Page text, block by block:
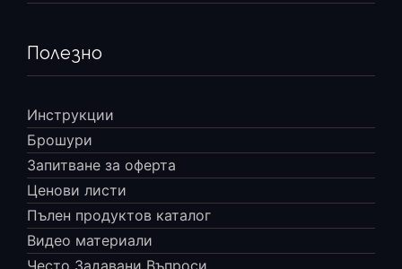
Полезно
Инструкции
Брошури
Запитване за оферта
Ценови листи
Пълен продуктов каталог
Видео материали
Често Задавани Въпроси